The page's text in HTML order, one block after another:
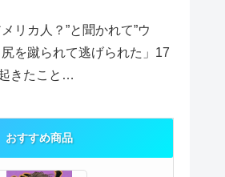
リカ人？”と聞かれて”ウ
尻を蹴られて逃げられた」17
きたこと…
おすすめ商品